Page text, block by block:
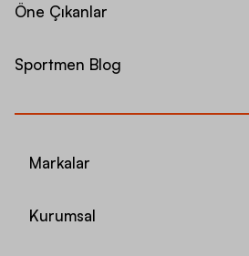
Öne Çıkanlar
Sportmen Blog
Markalar
Kurumsal